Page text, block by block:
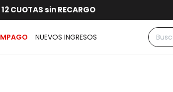
A TODO EL PAÍS
DE DEVOLUCIÓN
CUOTAS sin RECARGOen compras superiores a $30.000
NUEVOS INGRESOS